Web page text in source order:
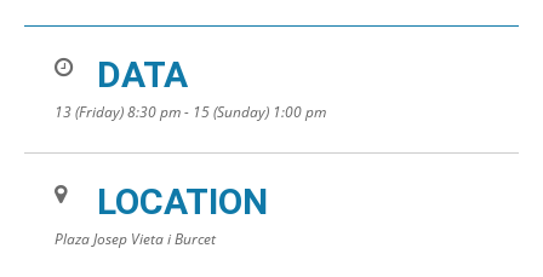
DATA
13 (Friday) 8:30 pm - 15 (Sunday) 1:00 pm
LOCATION
Plaza Josep Vieta i Burcet